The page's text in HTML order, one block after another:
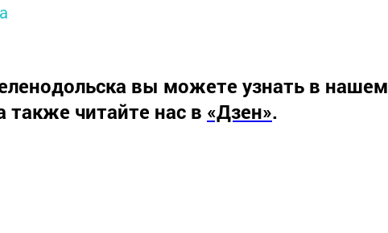
вы можете узнать в нашем
также читайте нас в «Дзен».